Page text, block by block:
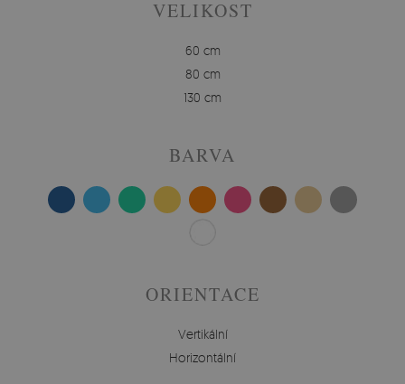
VELIKOST
60 cm
80 cm
130 cm
BARVA
ORIENTACE
Vertikální
Horizontální